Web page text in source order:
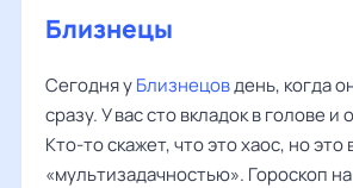
Близнецы
Сегодня уБлизнецовдень, когда
сразу. У вас сто вкладок в голове и
Кто-то скажет, что это хаос, но это
«мультизадачностью». Гороскоп